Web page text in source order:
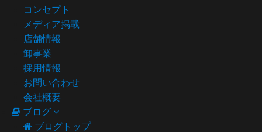
コンセプト
メディア掲載
店舗情報
卸事業
採用情報
お問い合わせ
会社概要
ブログ
ブログトップ